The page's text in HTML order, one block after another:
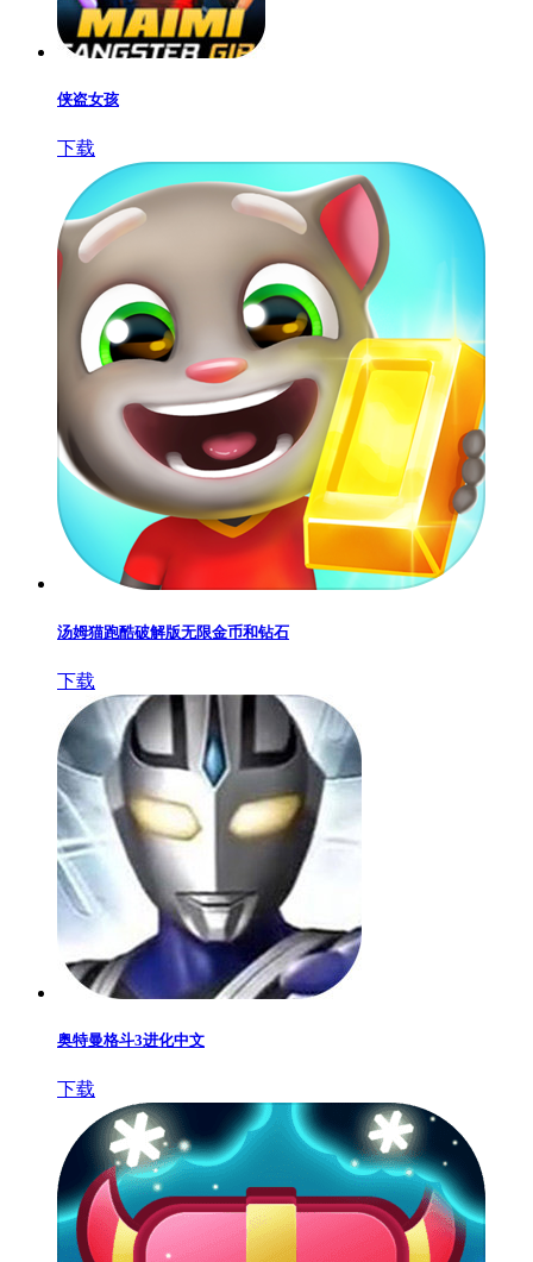
侠盗女孩
下载
汤姆猫跑酷破解版无限金币和钻石
下载
奥特曼格斗3进化中文
下载